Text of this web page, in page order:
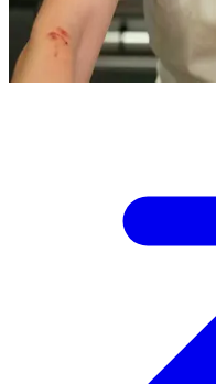
menuntut eksekusi yang
timnya di bawah tekanan